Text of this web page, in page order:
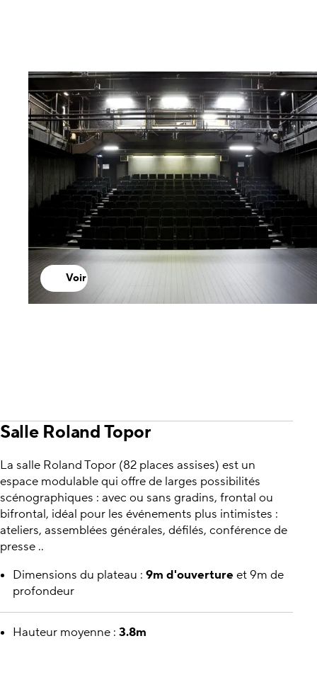
Voir
Salle Roland Topor
La salle Roland Topor (82 places assises) est un
espace modulable qui offre de larges possibilités
scénographiques : avec ou sans gradins, frontal ou
bifrontal, idéal pour les événements plus intimistes :
ateliers, assemblées générales, défilés, conférence de
presse ..
Dimensions du plateau : 9m d'ouverture et 9m de
profondeur
Hauteur moyenne : 3.8m